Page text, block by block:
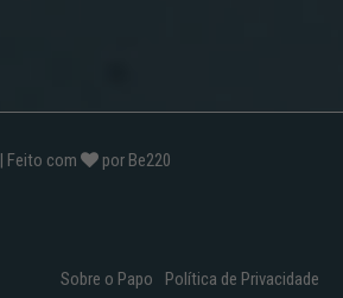
| Feito com por Be220
Sobre o Papo Política de Privacidade